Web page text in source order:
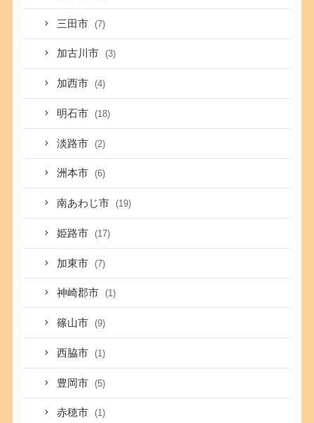
三田市 (7)
加古川市 (3)
加西市 (4)
明石市 (18)
淡路市 (2)
洲本市 (6)
南あわじ市 (19)
姫路市 (17)
加東市 (7)
神崎郡市 (1)
篠山市 (9)
西脇市 (1)
豊岡市 (5)
赤穂市 (1)